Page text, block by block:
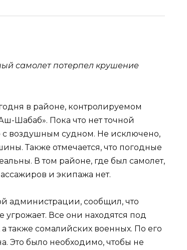
самолет потерпел крушение
в районе, контролируемом
Шабаб». Пока что нет точной
с воздушным судном. Не исключено,
Также отмечается, что погодные
В том районе, где был самолет,
и экипажа нет.
администрации, сообщил, что
угрожает. Все они находятся под
также сомалийских военных. По его
Это было необходимо, чтобы не